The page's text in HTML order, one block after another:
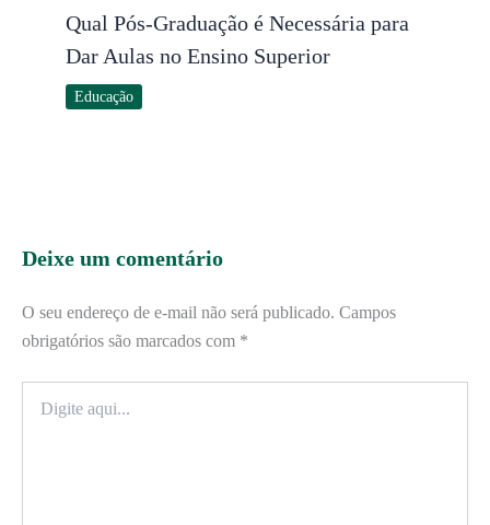
Qual Pós-Graduação é Necessária para
Dar Aulas no Ensino Superior
Educação
Deixe um comentário
O seu endereço de e-mail não será publicado. Campos
obrigatórios são marcados com *
aqui...